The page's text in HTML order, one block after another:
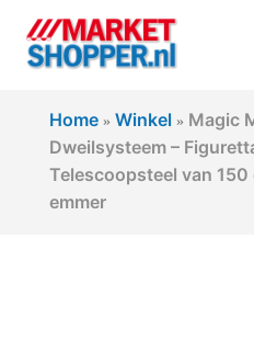
Home» Winkel » Magic
Dweilsysteem –
Telescoopsteel van 150
emmer